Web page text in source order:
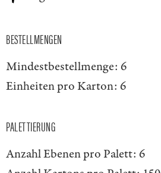
BESTELLMENGEN
Mindestbestellmenge: 6
Einheiten pro Karton: 6
PALETTIERUNG
Anzahl Ebenen pro Palett: 6